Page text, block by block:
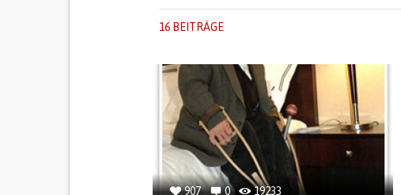
16 BEITRÄGE
907 0 19233